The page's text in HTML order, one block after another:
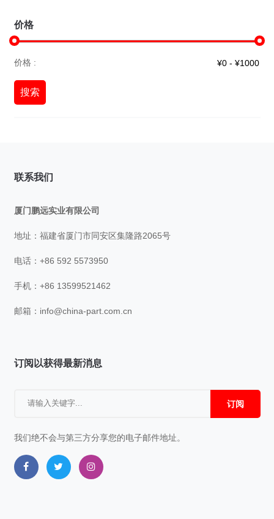
价格
价格 :
搜索
联系我们
厦门鹏远实业有限公司
地址：福建省厦门市同安区集隆路2065号
电话：+86 592 5573950
手机：+86 13599521462
邮箱： info@china-part.com.cn
订阅以获得最新消息
订阅
我们绝不会与第三方分享您的电子邮件地址。